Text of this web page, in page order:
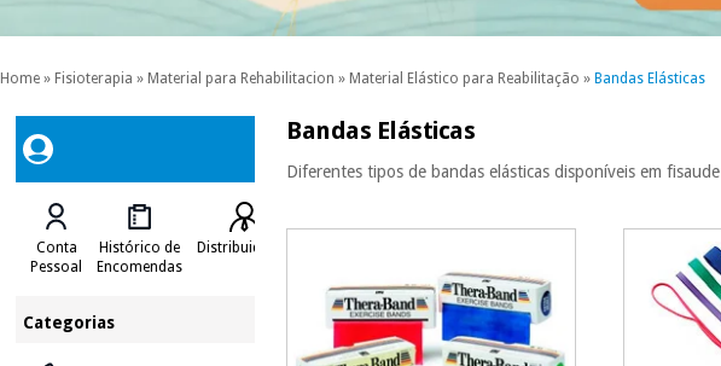
Home » Fisioterapia » Material para Rehabilitacion » Material Elástico para Reabilitação » Bandas Elásticas
Conta
Pessoal
Histórico de
Encomendas
Distribuidores
Categorias
Bandas Elásticas
Diferentes tipos de bandas elásticas disponíveis em fisaude